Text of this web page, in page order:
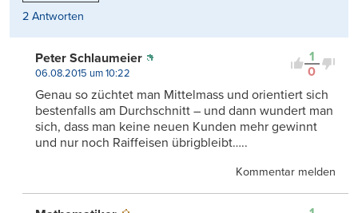
2 Antworten
1
0
Peter Schlaumeier
06.08.2015 um 10:22
Genau so züchtet man Mittelmass und orientiert sich
bestenfalls am Durchschnitt – und dann wundert man
sich, dass man keine neuen Kunden mehr gewinnt
und nur noch Raiffeisen übrigbleibt…..
Kommentar melden